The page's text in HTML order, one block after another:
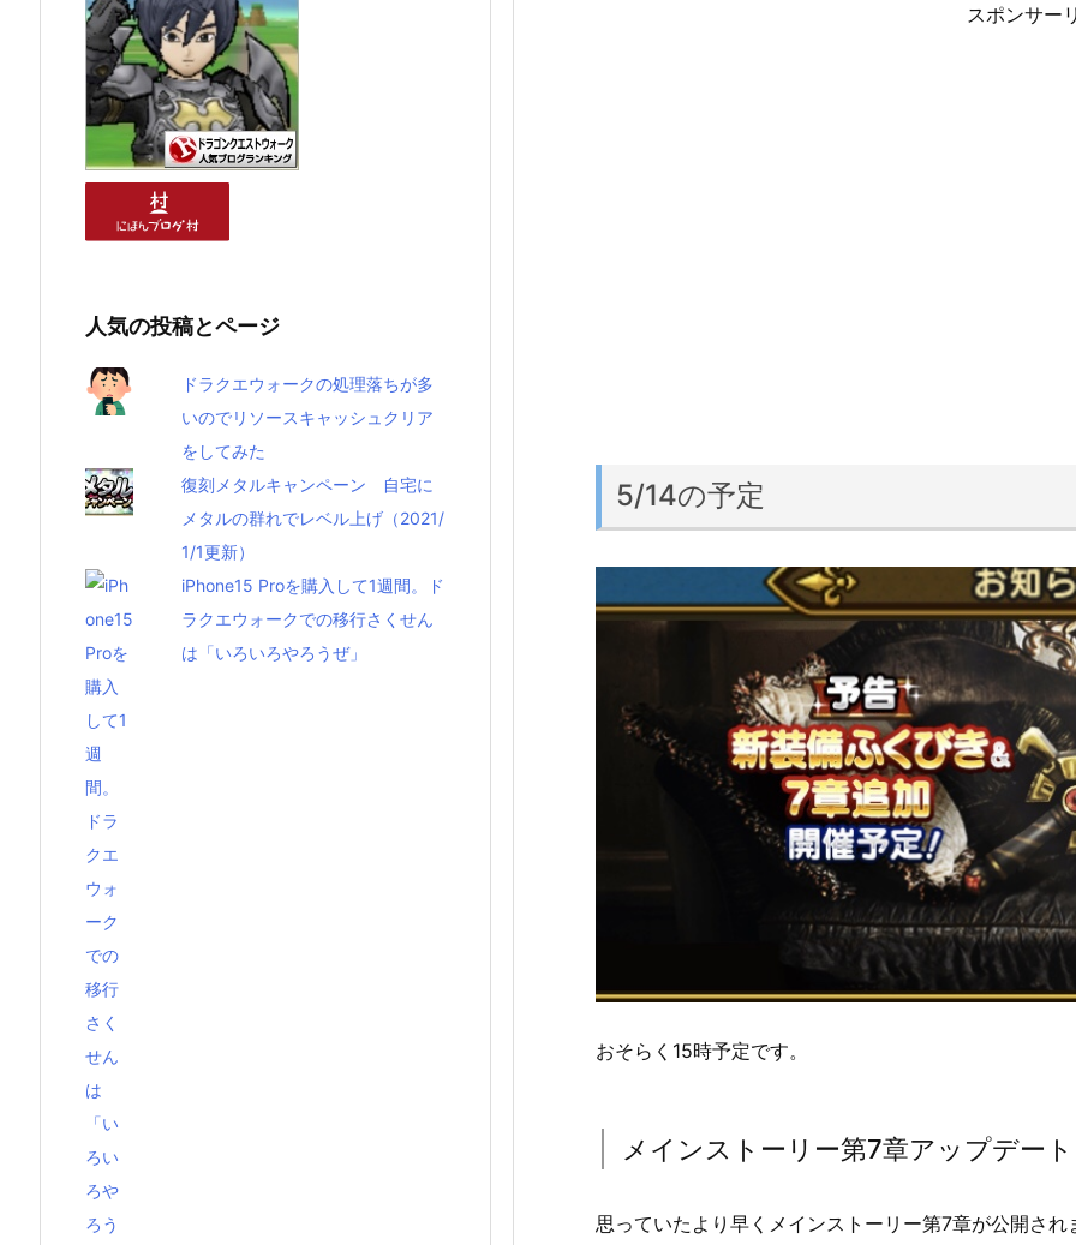
スポンサー
5/14の予定
おそらく15時予定です。
メインストーリー第7章アップデート
思っていたより早くメインストーリー第7章が公開され
人気の投稿とページ
ドラクエウォークの処理落ちが多
いのでリソースキャッシュクリア
をしてみた
復刻メタルキャンペーン 自宅に
メタルの群れでレベル上げ（2021/
1/1更新）
iPhone15 Proを購入して1週間。ド
ラクエウォークでの移行さくせん
は「いろいろやろうぜ」